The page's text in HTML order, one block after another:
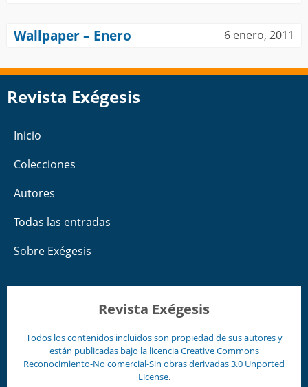
Wallpaper – Enero 6 enero, 2011
Revista Exégesis
Inicio
Colecciones
Autores
Todas las entradas
Sobre Exégesis
Revista Exégesis
Todos los contenidos incluidos son propiedad de sus autores y
están publicadas bajo la licenciaCreative Commons
Reconocimiento-No comercial-Sin obras derivadas 3.0 Unported
License.